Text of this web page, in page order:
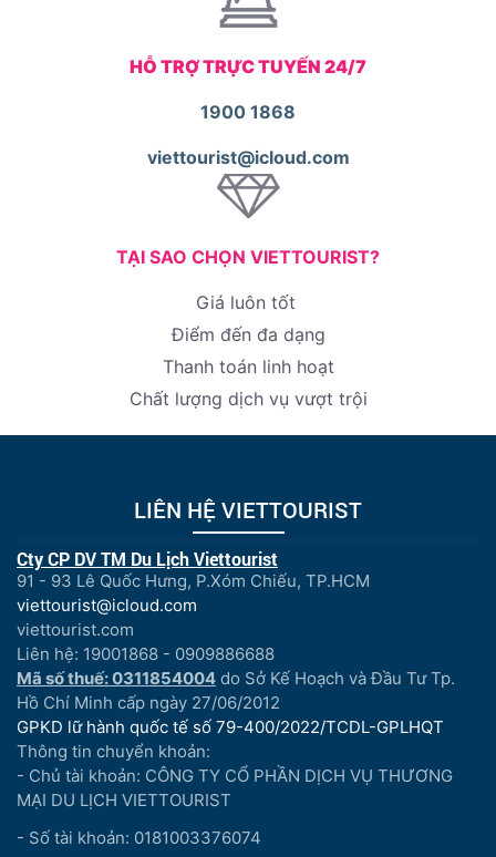
HỖ TRỢ TRỰC TUYẾN 24/7
1900 1868
viettourist@icloud.com
TẠI SAO CHỌN VIETTOURIST?
Giá luôn tốt
Điểm đến đa dạng
Thanh toán linh hoạt
Chất lượng dịch vụ vượt trội
LIÊN HỆ VIETTOURIST
Cty CP DV TM Du Lịch Viettourist
91 - 93 Lê Quốc Hưng, P.Xóm Chiếu, TP.HCM
viettourist@icloud.com
viettourist.com
Liên hệ: 19001868 - 0909886688
Mã số thuế: 0311854004 do Sở Kế Hoạch và Đầu Tư Tp.
Hồ Chí Minh cấp ngày 27/06/2012
GPKD lữ hành quốc tế số 79-400/2022/TCDL-GPLHQT
Thông tin chuyển khoản:
- Chủ tài khoản: CÔNG TY CỔ PHẦN DỊCH VỤ THƯƠNG
MẠI DU LỊCH VIETTOURIST
- Số tài khoản: 0181003376074